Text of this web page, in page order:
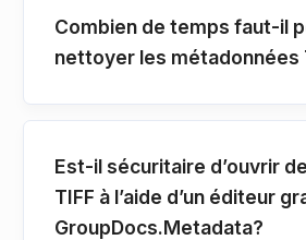
Combien de temps faut-il
nettoyer les métadonnées
Est-il sécuritaire d’ouvrir
TIFF à l’aide d’un éditeur
GroupDocs.Metadata?